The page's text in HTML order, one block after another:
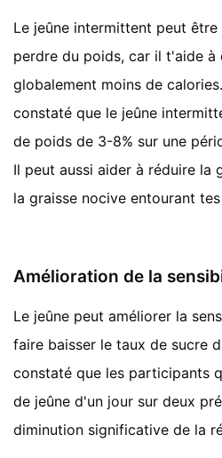
Le jeûne intermittent peut
perdre du poids, car il t'aide à
globalement moins de
constaté que le jeûne
de poids de 3-8% sur une
Il peut aussi aider à réduire la
la graisse nocive entourant
Amélioration de la
Le jeûne peut améliorer la
faire baisser le taux de sucre
constaté que les participants
de jeûne d'un jour sur deux
diminution significative de la